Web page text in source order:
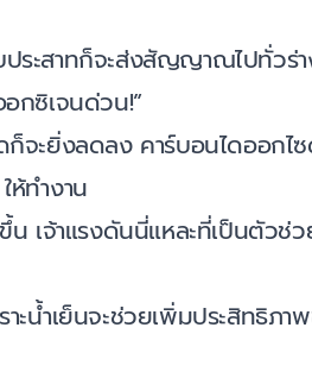
ประสาทก็จะส่งสัญญาณไปทั่วร่
กซิเจนด่วน!”
จะยิ่งลดลง คาร์บอนไดออกไ
ทำงาน
เจ้าแรงดันนี่แหละที่เป็นตัวช่
น้ำเย็นจะช่วยเพิ่มประสิทธิภา